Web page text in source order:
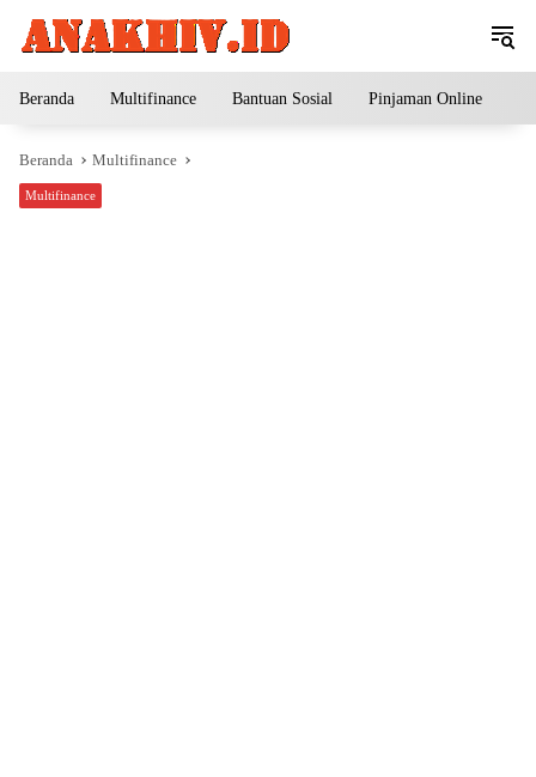
Beranda Multifinance Bantuan Sosial Pinjaman Online
Beranda Multifinance
Multifinance